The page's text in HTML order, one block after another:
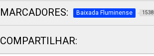
MARCADORES: Baixada Fluminense 1538
COMPARTILHAR: